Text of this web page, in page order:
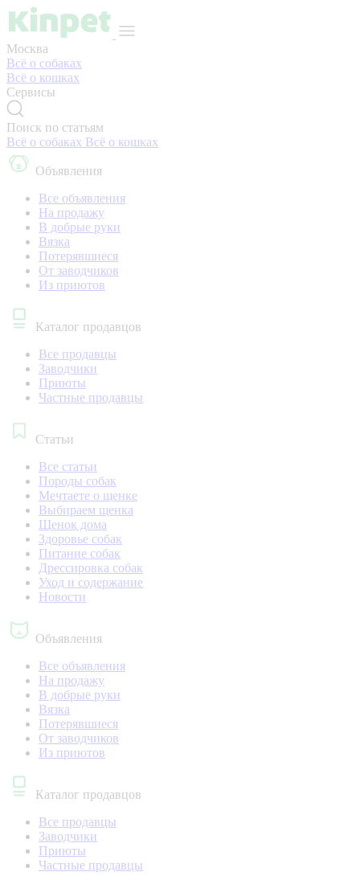
Москва
Всё о собаках
Всё о кошках
Сервисы
Поиск по статьям
Всё о собаках Всё о кошках
Объявления
Все объявления
На продажу
В добрые руки
Вязка
Потерявшиеся
От заводчиков
Из приютов
Каталог продавцов
Все продавцы
Заводчики
Приюты
Частные продавцы
Статьи
Все статьи
Породы собак
Мечтаете о щенке
Выбираем щенка
Щенок дома
Здоровье собак
Питание собак
Дрессировка собак
Уход и содержание
Новости
Объявления
Все объявления
На продажу
В добрые руки
Вязка
Потерявшиеся
От заводчиков
Из приютов
Каталог продавцов
Все продавцы
Заводчики
Приюты
Частные продавцы